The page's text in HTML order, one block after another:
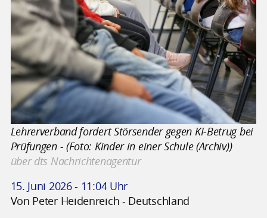
Lehrerverband fordert Störsender gegen KI-Betrug bei
Prüfungen - (Foto: Kinder in einer Schule (Archiv))
über dts Nachrichtenagentur
15. Juni 2026 - 11:04 Uhr
Von Peter Heidenreich - Deutschland